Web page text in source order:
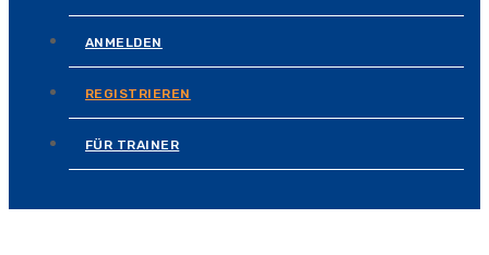
ANMELDEN
REGISTRIEREN
FÜR TRAINER